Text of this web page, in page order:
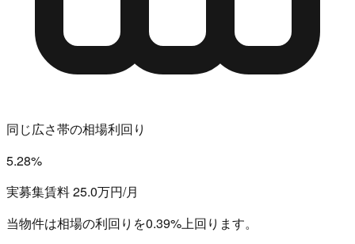
同じ広さ帯の相場利回り
5.28%
実募集賃料 25.0万円/月
当物件は相場の利回りを0.39%上回ります。